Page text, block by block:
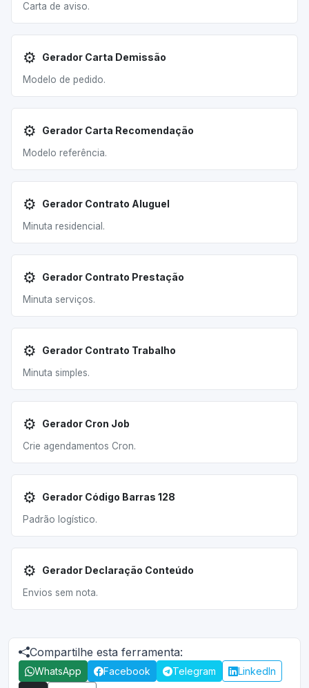
Carta de aviso.
⚙️ Gerador Carta Demissão
Modelo de pedido.
⚙️ Gerador Carta Recomendação
Modelo referência.
⚙️ Gerador Contrato Aluguel
Minuta residencial.
⚙️ Gerador Contrato Prestação
Minuta serviços.
⚙️ Gerador Contrato Trabalho
Minuta simples.
⚙️ Gerador Cron Job
Crie agendamentos Cron.
⚙️ Gerador Código Barras 128
Padrão logístico.
⚙️ Gerador Declaração Conteúdo
Envios sem nota.
Compartilhe esta ferramenta:
WhatsApp Facebook Telegram
LinkedIn